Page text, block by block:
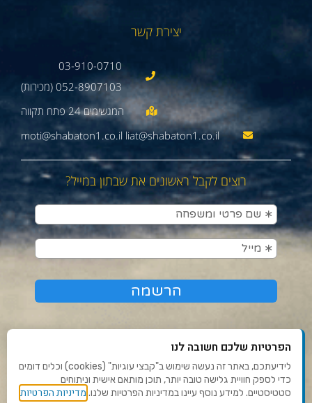
יצירת קשר
03-910-0710
052-8907103 (מכירות)
moti@shabaton1.co.il liat@shabaton1.co.il
רוצים לקבל ראשונים את שבתון במייל?
תנאי שימוש ומדיניות פרטיות
הפרטיות שלכם חשובה לנו
לידיעתכם, באתר זה נעשה שימוש ב"קבצי עוגיות" (cookies) וכלים דומים
כדי לספק חוויית גלישה טובה יותר, תוכן מותאם אישית וניתוחים
סטטיסטיים. למידע נוסף עיינו במדיניות הפרטיות שלנו. מדיניות הפרטיות